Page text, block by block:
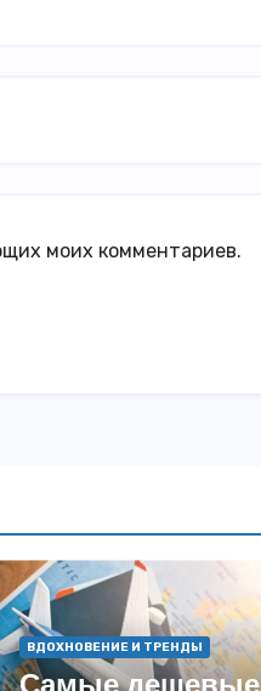
моих комментариев.
ВДОХНОВЕНИЕ И ТРЕНДЫ